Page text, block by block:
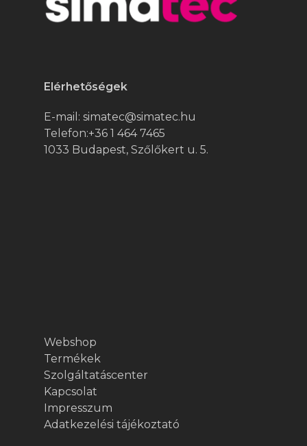
Elérhetőségek
E-mail: simatec@simatec.hu
Telefon:+36 1 464 7465
1033 Budapest, Szőlőkert u. 5.
Webshop
Termékek
Szolgáltatáscenter
Kapcsolat
Impresszum
Adatkezelési tájékoztató